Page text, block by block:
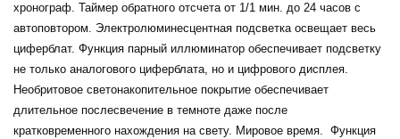
хронограф. Таймер обратного отсчета от 1/1 мин. до 24 часов с
автоповтором. Электролюминесцентная подсветка освещает весь
циферблат. Функция парный иллюминатор обеспечивает подсветку
не только аналогового циферблата, но и цифрового дисплея.
Необритовое светонакопительное покрытие обеспечивает
длительное послесвечение в темноте даже после
кратковременного нахождения на свету. Мировое время. Функция